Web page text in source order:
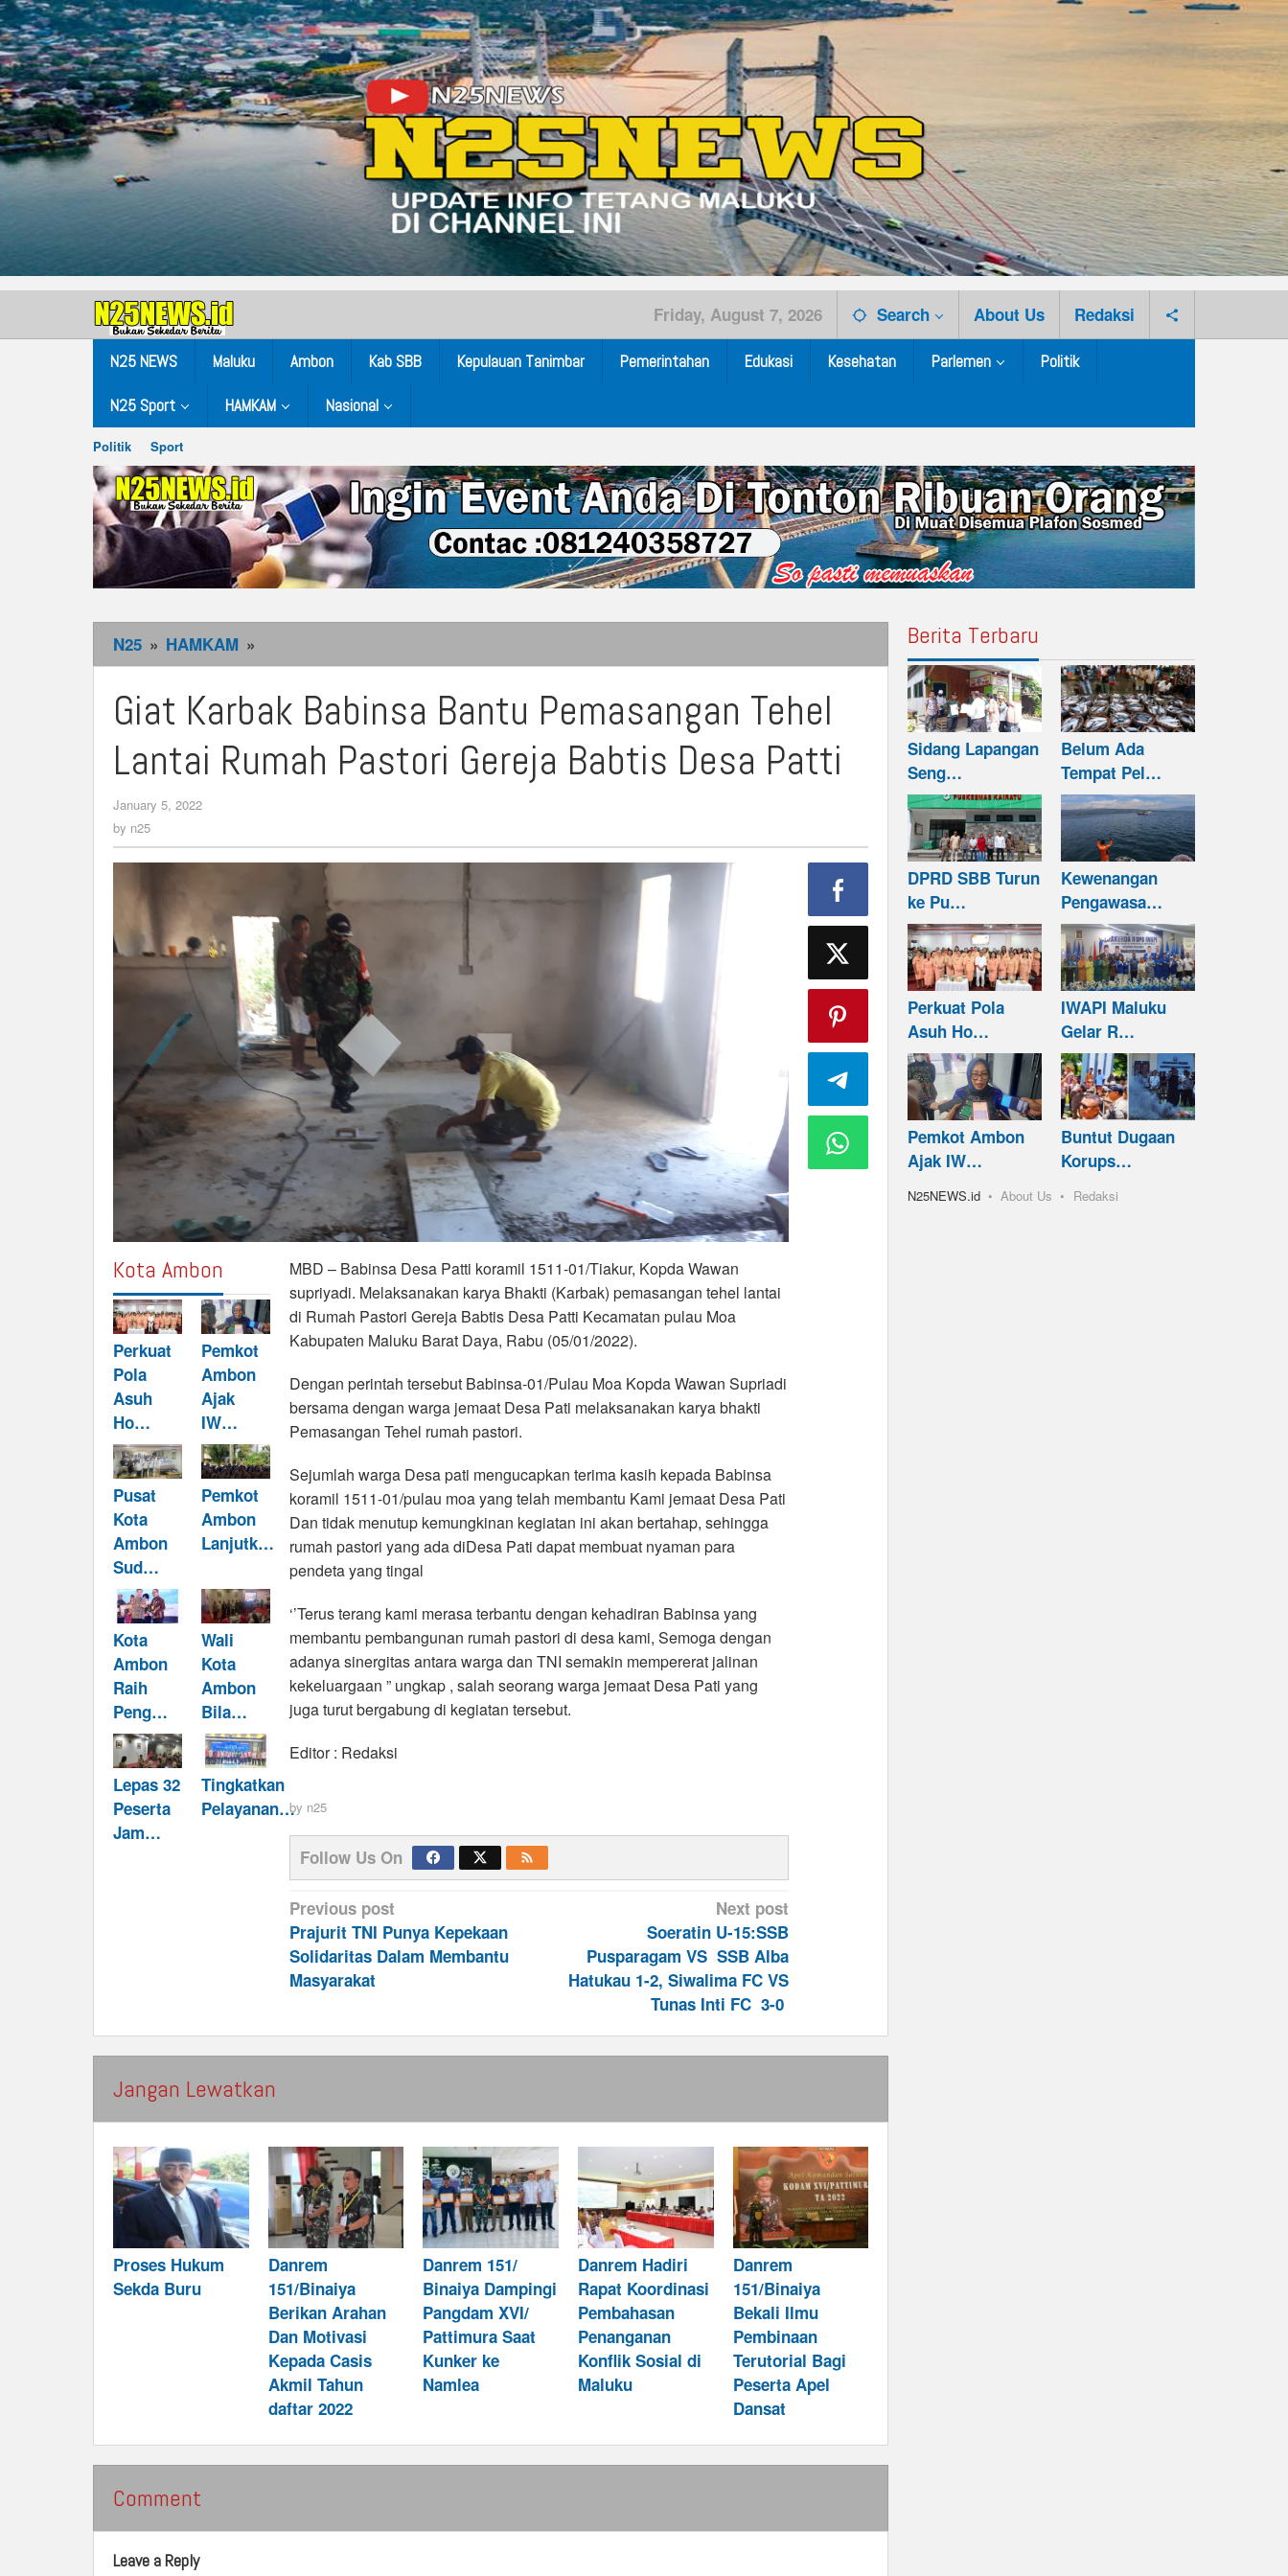
Friday, August 7, 2026 Search About Us Redaksi
N25 NEWS Maluku Ambon Kab SBB Kepulauan Tanimbar Pemerintahan Edukasi Kesehatan Parlemen Politik
N25 Sport HAMKAM Nasional
Politik Sport
N25 » HAMKAM »
Karbak
Babinsa
Bantu
Tehel
Gereja
Patti
Giat Karbak Babinsa Bantu Pemasangan Tehel
Lantai Rumah Pastori Gereja Babtis Desa Patti
January 5, 2022
by n25
Kota Ambon
Perkuat
Pola
Asuh
Ho…
Pemkot
Ambon
Ajak
IW…
Pusat
Kota
Ambon
Sud…
Pemkot
Ambon
Lanjutk…
Kota
Ambon
Raih
Peng…
Wali
Kota
Ambon
Bila…
Lepas 32
Peserta
Jam…
Tingkatkan
Pelayanan…
MBD – Babinsa Desa Patti koramil 1511-01/Tiakur, Kopda Wawan
supriyadi. Melaksanakan karya Bhakti (Karbak) pemasangan tehel lantai
di Rumah Pastori Gereja Babtis Desa Patti Kecamatan pulau Moa
Kabupaten Maluku Barat Daya, Rabu (05/01/2022).
Dengan perintah tersebut Babinsa-01/Pulau Moa Kopda Wawan Supriadi
bersama dengan warga jemaat Desa Pati melaksanakan karya bhakti
Pemasangan Tehel rumah pastori.
Sejumlah warga Desa pati mengucapkan terima kasih kepada Babinsa
koramil 1511-01/pulau moa yang telah membantu Kami jemaat Desa Pati
Dan tidak menutup kemungkinan kegiatan ini akan bertahap, sehingga
rumah pastori yang ada diDesa Pati dapat membuat nyaman para
pendeta yang tingal
‘’Terus terang kami merasa terbantu dengan kehadiran Babinsa yang
membantu pembangunan rumah pastori di desa kami, Semoga dengan
adanya sinergitas antara warga dan TNI semakin mempererat jalinan
kekeluargaan ” ungkap , salah seorang warga jemaat Desa Pati yang
juga turut bergabung di kegiatan tersebut.
Editor : Redaksi
by n25
Follow Us On
Post
navigation
Previous post
Prajurit TNI Punya Kepekaan
Solidaritas Dalam Membantu
Masyarakat
Next post
Soeratin U-15:SSB
Pusparagam VS SSB Alba
Hatukau 1-2, Siwalima FC VS
Tunas Inti FC 3-0
Jangan Lewatkan
Proses Hukum
Sekda Buru
Danrem
151/Binaiya
Berikan Arahan
Dan Motivasi
Kepada Casis
Akmil Tahun
daftar 2022
Danrem 151/
Binaiya Dampingi
Pangdam XVI/
Pattimura Saat
Kunker ke
Namlea
Danrem Hadiri
Rapat Koordinasi
Pembahasan
Penanganan
Konflik Sosial di
Maluku
Danrem
151/Binaiya
Bekali Ilmu
Pembinaan
Terutorial Bagi
Peserta Apel
Dansat
Comment
Leave a Reply
Berita Terbaru
Sidang Lapangan
Seng…
Belum Ada
Tempat Pel…
DPRD SBB Turun
ke Pu…
Kewenangan
Pengawasa…
Perkuat Pola
Asuh Ho…
IWAPI Maluku
Gelar R…
Pemkot Ambon
Ajak IW…
Buntut Dugaan
Korups…
N25NEWS.id About Us Redaksi